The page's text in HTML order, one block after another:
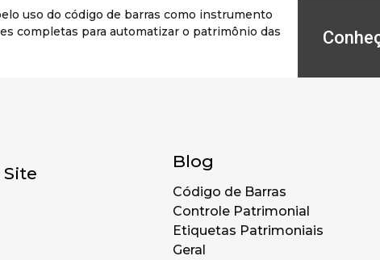
uso do código de barras como instrumento
completas para automatizar o patrimônio das
Blog
Código de Barras
Controle Patrimonial
Etiquetas Patrimoniais
Geral